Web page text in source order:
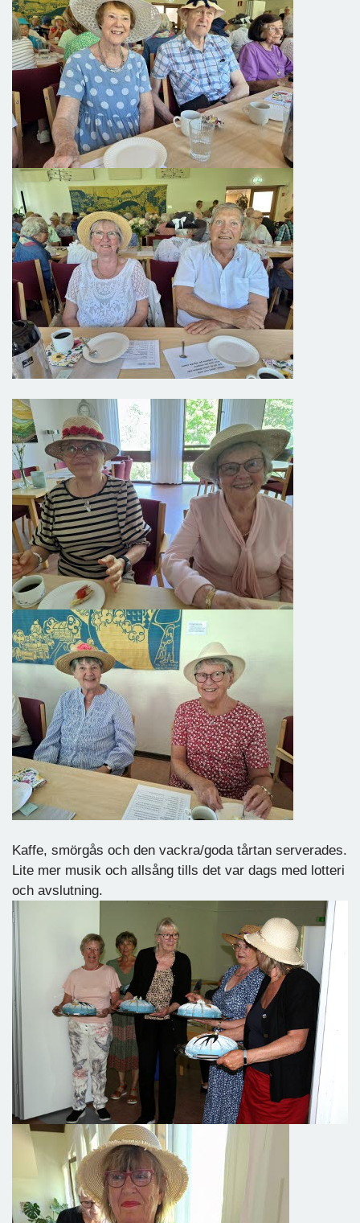
Kaffe, smörgås och den vackra/goda tårtan serverades.
Lite mer musik och allsång tills det var dags med lotteri
och avslutning.